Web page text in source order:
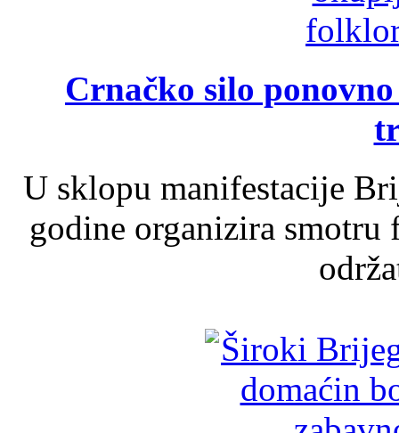
Crnačko silo
U sklopu manifestacije
godine organizira